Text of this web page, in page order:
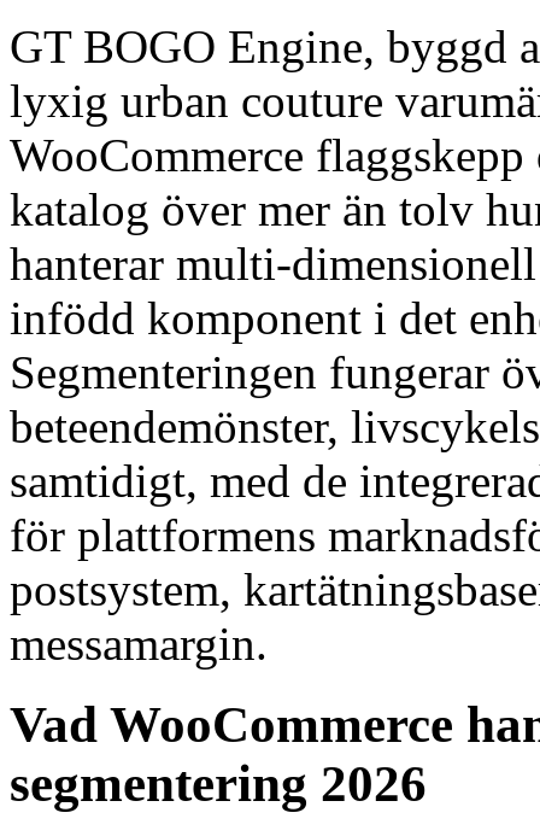
GT BOGO Engine, byggd
lyxig urban couture
WooCommerce
katalog över mer än tolv
hanterar multi-
infödd komponent i det
Segmenteringen fungerar
beteendemönster,
samtidigt, med de
för plattformens
postsystem,
messamargin.
Vad WooCommerce
segmentering 2026